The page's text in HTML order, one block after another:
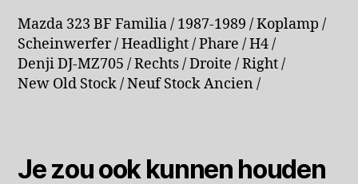
Mazda 323 BF Familia / 1987-1989 / Koplamp /
Scheinwerfer / Headlight / Phare / H4 /
Denji DJ-MZ705 / Rechts / Droite / Right /
New Old Stock / Neuf Stock Ancien /
Je zou ook kunnen houden